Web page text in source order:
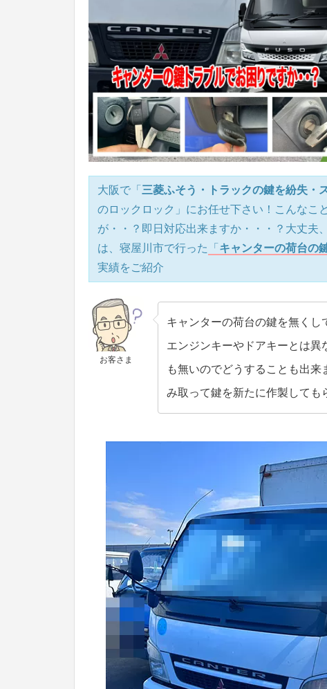
大阪で「 三菱ふそう・トラックの鍵を紛失・
のロックロック」にお任せ下さい！こんなこ
が・・？即日対応出来ますか・・・？大丈夫
は、寝屋川市で行った
「 キャンターの荷台の
実績をご紹介
お客さま
キャンターの荷台の鍵を無くし
エンジンキーやドアキーとは
も無いのでどうすることも出
み取って鍵を新たに作製しても